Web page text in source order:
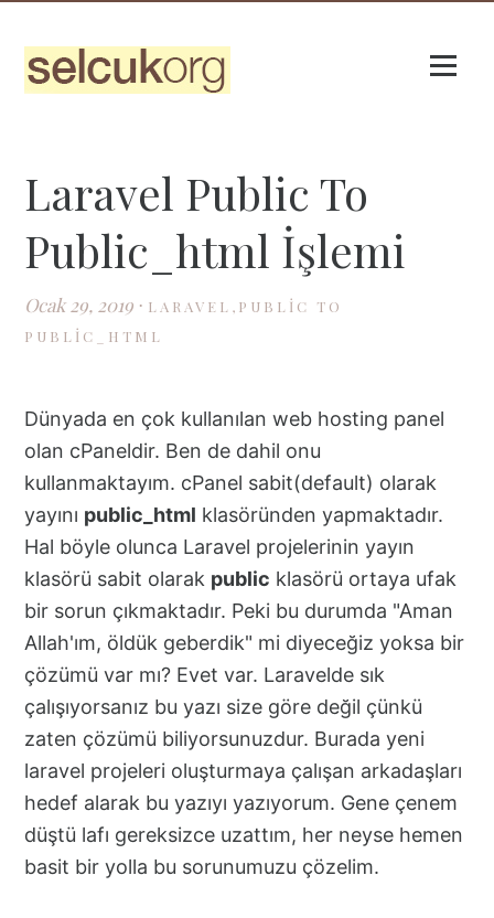
Laravel Public To
Public_html İşlemi
Ocak 29, 2019 ⋅ LARAVEL,PUBLIC TO
PUBLIC_HTML
Dünyada en çok kullanılan web hosting panel
olan cPaneldir. Ben de dahil onu
kullanmaktayım. cPanel sabit(default) olarak
yayını public_html klasöründen yapmaktadır.
Hal böyle olunca Laravel projelerinin yayın
klasörü sabit olarak public klasörü ortaya ufak
bir sorun çıkmaktadır. Peki bu durumda "Aman
Allah'ım, öldük geberdik" mi diyeceğiz yoksa bir
çözümü var mı? Evet var. Laravelde sık
çalışıyorsanız bu yazı size göre değil çünkü
zaten çözümü biliyorsunuzdur. Burada yeni
laravel projeleri oluşturmaya çalışan arkadaşları
hedef alarak bu yazıyı yazıyorum. Gene çenem
düştü lafı gereksizce uzattım, her neyse hemen
basit bir yolla bu sorunumuzu çözelim.